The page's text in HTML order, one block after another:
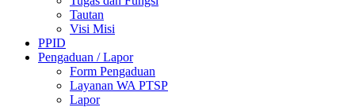
Tautan
Visi Misi
PPID
Pengaduan / Lapor
Form Pengaduan
Layanan WA PTSP
Lapor